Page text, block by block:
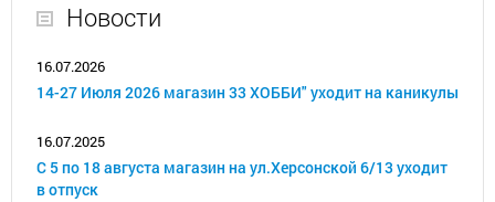
Новости
16.07.2026
14-27 Июля 2026 магазин 33 ХОББИ" уходит на каникулы
16.07.2025
С 5 по 18 августа магазин на ул.Херсонской 6/13 уходит
в отпуск